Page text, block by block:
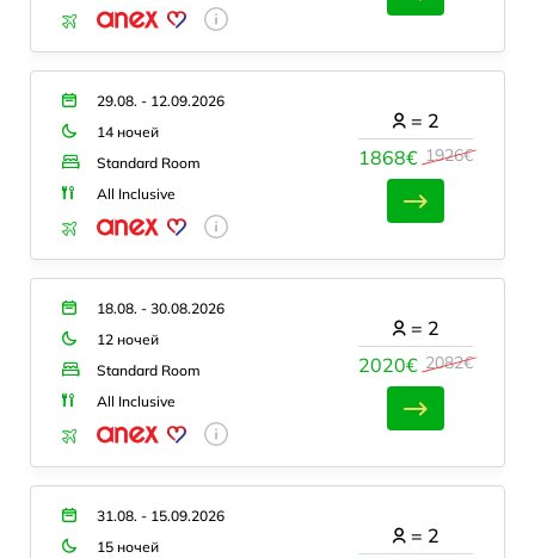
29.08. - 12.09.2026
14 ночей
Standard Room
All Inclusive
1868€ 1926€
= 2
18.08. - 30.08.2026
12 ночей
Standard Room
All Inclusive
2020€ 2082€
= 2
31.08. - 15.09.2026
15 ночей
= 2